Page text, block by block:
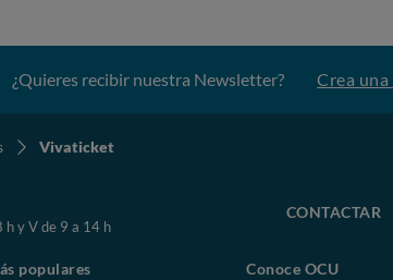
¿Quieres recibir nuestra Newsletter? Crea una
Vivaticket
h y V de 9 a 14 h
CONTACTAR
populares Conoce OCU